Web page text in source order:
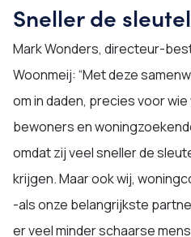
Sneller de sleutel
Mark Wonders, directeur-
Woonmeij: “Met deze
om in daden, precies voor
bewoners en
omdat zij veel sneller de
krijgen. Maar ook wij,
-als onze belangrijkste
er veel minder schaarse